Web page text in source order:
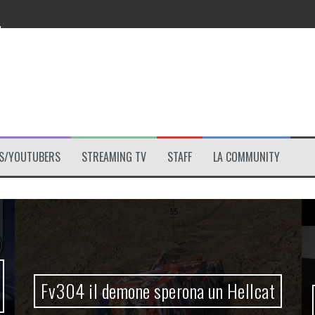
YOUTUBERS STREAMING TV STAFF LA COMMUNITY
Fv304 il demone sperona un Hellcat